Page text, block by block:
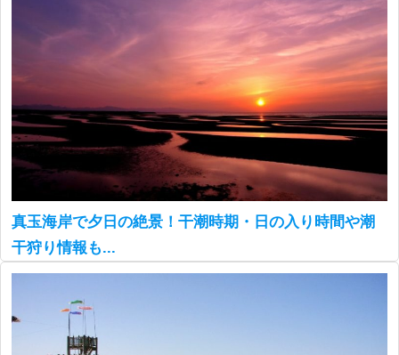
真玉海岸で夕日の絶景！干潮時期・日の入り時間や潮
干狩り情報も...